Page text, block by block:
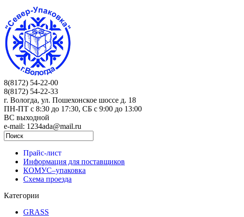
8(8172) 54-22-00
8(8172) 54-22-33
г. Вологда, ул. Пошехонское шоссе д. 18
ПН-ПТ c 8:30 до 17:30, СБ с 9:00 до 13:00
ВС выходной
e-mail: 1234ada@mail.ru
Прайс-лист
Информация для поставщиков
КОМУС–упаковка
Схема проезда
Категории
GRASS